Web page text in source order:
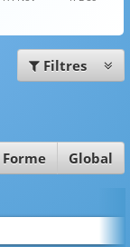
Filtres
Forme Global